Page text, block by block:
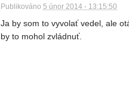
Publikováno5 únor 2014 - 13:15:50
Ja by som to vyvolať vedel, ale
by to mohol zvládnuť.